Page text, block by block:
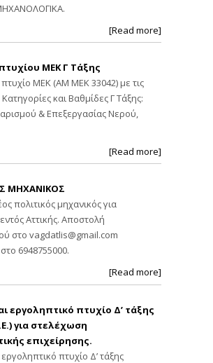
[Read more]
ΜΕΚ Γ Τάξης
πτυχίο ΜΕΚ (ΑΜ ΜΕΚ 33042) με τις
και Βαθμίδες Γ Τάξης:
& Επεξεργασίας Νερού,
[Read more]
ΜΗΧΑΝΙΚΟΣ
πολιτικός μηχανικός για
Αττικής. Αποστολή
στο vagdatlis@gmail.com
6948755000.
[Read more]
εργοληπτικό πτυχίο Δ’ τάξης
για στελέχωση
επιχείρησης.
εργοληπτικό πτυχίο Δ’ τάξης